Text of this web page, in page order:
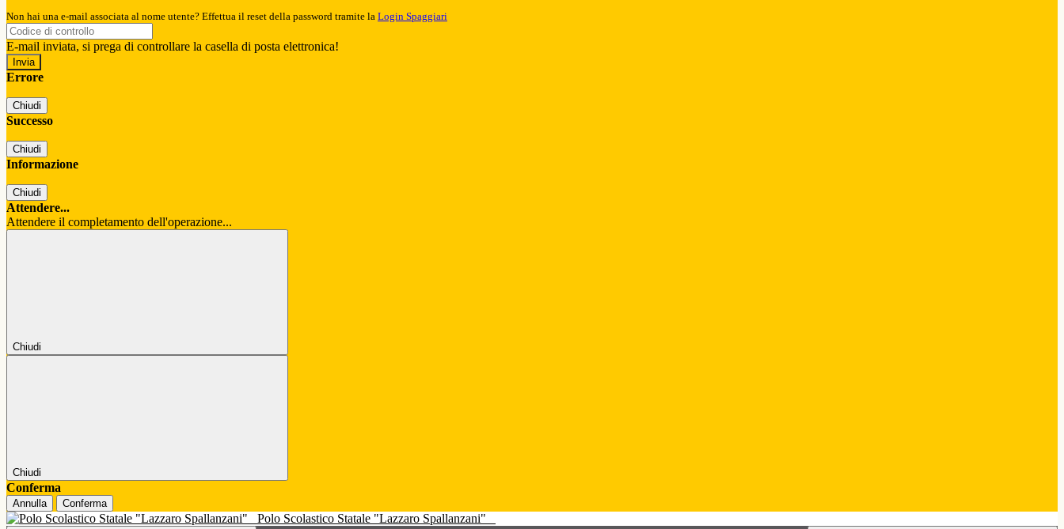
Non hai una e-mail associata al nome utente? Effettua il reset della password tramite la Login Spaggiari
E-mail inviata, si prega di controllare la casella di posta elettronica!
Errore
Chiudi
Successo
Chiudi
Informazione
Chiudi
Attendere...
Attendere il completamento dell'operazione...
Chiudi
Chiudi
Conferma
Annulla Conferma
Polo Scolastico Statale "Lazzaro Spallanzani"